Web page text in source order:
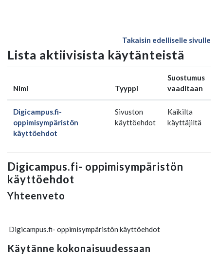
Takaisin edelliselle sivulle
Lista aktiivisista käytänteistä
Nimi Tyyppi
Suostumus
vaaditaan
Digicampus.fi-
oppimisympäristön
käyttöehdot
Sivuston
käyttöehdot
Kaikilta
käyttäjiltä
Digicampus.fi- oppimisympäristön
käyttöehdot
Yhteenveto
Digicampus.fi- oppimisympäristön käyttöehdot
Käytänne kokonaisuudessaan